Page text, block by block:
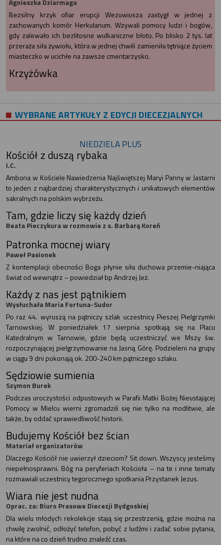
Agnieszka Dziarmaga
Bezsilny krzyk ofiar erupcji Wezuwiusza zastygł w jednej z
zachowanych komór Herkulanum. Wzywali pomocy ludzi i bogów,
gdy zalewało ich bezlitosne wulkaniczne błoto. Po blisko 2 tys. lat
przeraża siła żywiołu, która w jednej chwili zamieniła tętniące życiem
miasteczko w ucichłe na zawsze cmentarzysko.
Krzyżówka
WYBRANE ARTYKUŁY Z EDYCJI DIECEZJALNYCH
NIEDZIELA PLUS
Kościół z duszą rybaka
I.C.
Ambona w Kościele Nawiedzenia Najświętszej Maryi Panny w Jastarni
to jeden z najbardziej charakterystycznych i unikatowych elementów
sakralnych na polskim wybrzeżu.
Tam, gdzie liczy się każdy dzień
Beata Pieczykura w rozmowie z s. Barbarą Koreń
Patronka mocnej wiary
Paweł Pasionek
Z kontemplacji obecności Boga płynie siła duchowa przemie-niająca
świat od wewnątrz – powiedział bp Andrzej Jeż.
Każdy z nas jest pątnikiem
Wysłuchała Maria Fortuna-Sudor
Po raz 44. wyruszą na pątniczy szlak uczestnicy Pieszej Pielgrzymki
Tarnowskiej. W poniedziałek 17 sierpnia spotkają się na Placu
Katedralnym w Tarnowie, gdzie będą uczestniczyć we Mszy św.
rozpoczynającej pielgrzymowanie na Jasną Górę. Podzieleni na grupy
w ciągu 9 dni pokonają ok. 200-240 km pątniczego szlaku.
Sędziowie sumienia
Szymon Burek
Podczas uroczystości odpustowych w Parafii Matki Bożej Nieustającej
Pomocy w Mielcu wierni zgromadzili się nie tylko na modlitwie, ale
także, by oddać sprawiedliwość historii.
Budujemy Kościół bez ścian
Materiał organizatorów
Dlaczego Kościół nie uwierzył dzieciom? Sit down. Wszyscy jesteśmy
niepełnosprawni. Bóg na peryferiach Kościoła – na te i inne tematy
rozmawiali uczestnicy tegorocznego spotkania Przystanek Jezus.
Wiara nie jest nudna
Oprac. za: Biuro Prasowe Diecezji Bydgoskiej
Dla wielu młodych rekolekcje stają się przestrzenią, gdzie można na
chwilę zwolnić, odłożyć telefon, pobyć z ludźmi i zadać sobie pytania,
na które na co dzień trudno znaleźć czas.